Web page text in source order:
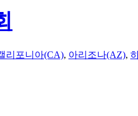
리포니아(CA), 아리조나(AZ),